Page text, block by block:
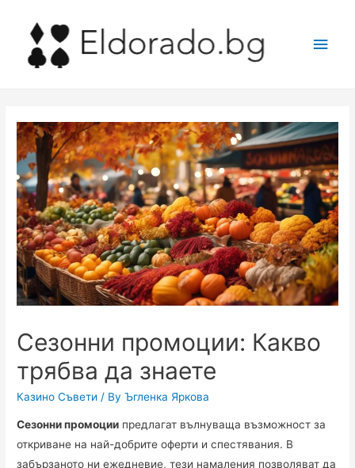
Main
Сезонни промоции: Какво
трябва да знаете
Казино Съвети / ByЪгленка Яркова
Сезонни промоции предлагат вълнуваща възможност за
откриване на най-добрите оферти и спестявания. В
забързаното ни ежедневие, тези намаления позволяват да